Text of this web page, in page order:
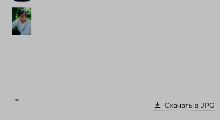
Скачать в JPG
Запомнить меня